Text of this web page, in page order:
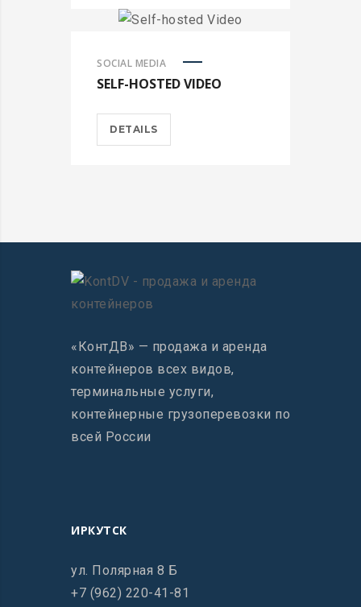
SOCIAL MEDIA
SELF-HOSTED VIDEO
DETAILS
«КонтДВ» — продажа и аренда
контейнеров всех видов,
терминальные услуги,
контейнерные грузоперевозки по
всей России
ИРКУТСК
ул. Полярная 8 Б
+7 (962) 220-41-81